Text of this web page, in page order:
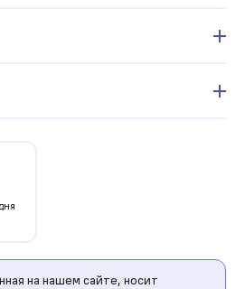
на нашем сайте, носит